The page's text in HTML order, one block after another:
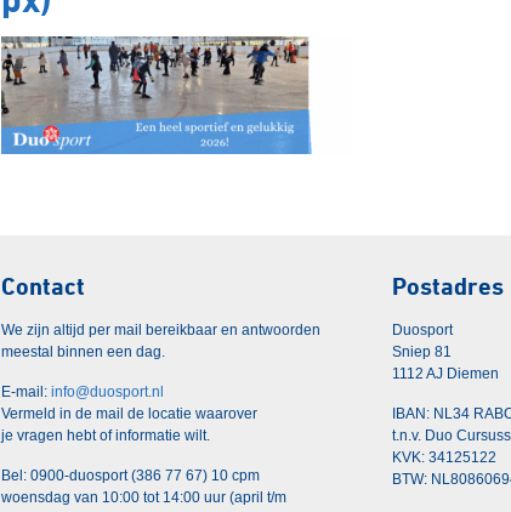
Contact
We zijn altijd per mail bereikbaar en antwoorden
meestal binnen een dag.
E-mail: info@duosport.nl
Vermeld in de mail de locatie waarover
je vragen hebt of informatie wilt.
Bel: 0900-duosport (386 77 67) 10 cpm
woensdag van 10:00 tot 14:00 uur (april t/m
Postadres
Duosport
Sniep 81
1112 AJ Diemen
IBAN: NL34
t.n.v. Duo
KVK: 34125122
BTW: